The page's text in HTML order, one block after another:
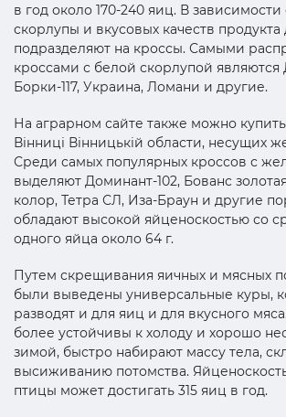
в год около 170-240 яиц. В зависимости
скорлупы и вкусовых качеств
подразделяют на кроссы. Самыми
кроссами с белой скорлупой
Борки-117, Украина, Ломани и другие.
На аграрном сайте также можно
Вінниці Вінницькій области, несущих
Среди самых популярных кроссов с
выделяют Доминант-102, Бованс
колор, Тетра СЛ, Иза-Браун и другие
обладают высокой яйценоскостью со
одного яйца около 64 г.
Путем скрещивания яичных и мясных
были выведены универсальные куры,
разводят и для яиц и для вкусного
более устойчивы к холоду и хорошо
зимой, быстро набирают массу тела,
высиживанию потомства.
птицы может достигать 315 яиц в год.